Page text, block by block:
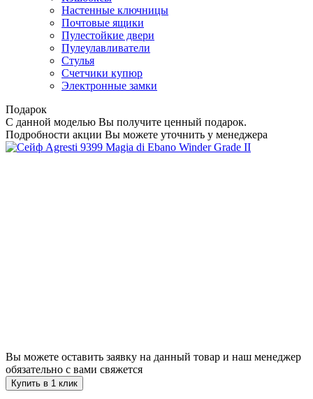
Настенные ключницы
Почтовые ящики
Пулестойкие двери
Пулеулавливатели
Стулья
Счетчики купюр
Электронные замки
Подарок
С данной моделью Вы получите ценный подарок.
Подробности акции Вы можете уточнить у менеджера
Вы можете оставить заявку на данный товар и наш менеджер
обязательно с вами свяжется
Купить в 1 клик